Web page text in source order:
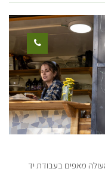
מאפים בעבודת יד